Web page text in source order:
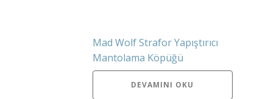
Mad Wolf Strafor Yapıştırıcı
Mantolama Köpüğü
DEVAMINI OKU